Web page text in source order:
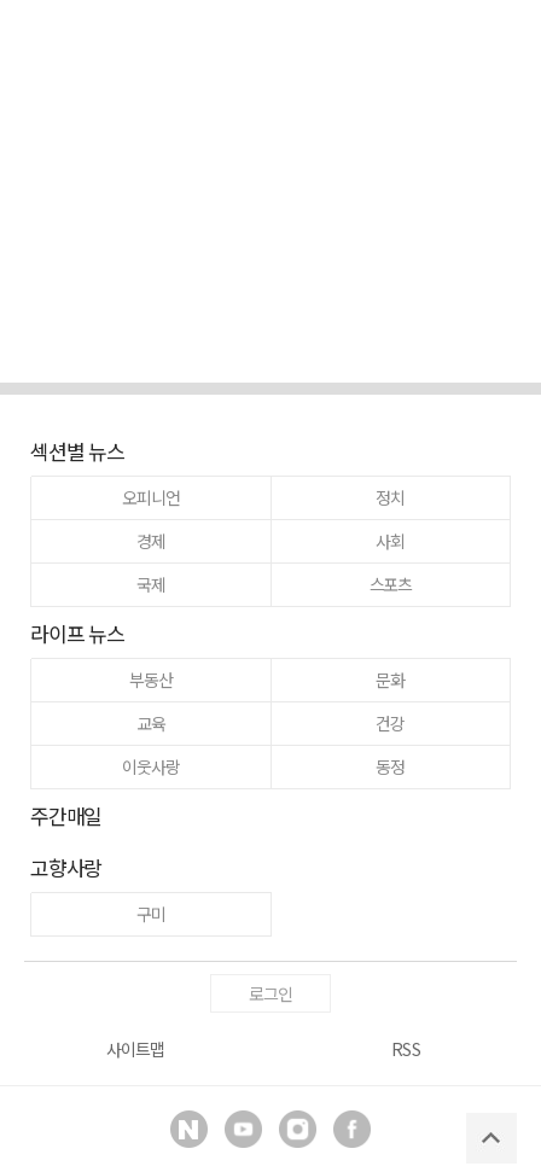
섹션별 뉴스
오피니언
정치
경제
사회
국제
스포츠
라이프 뉴스
부동산
문화
교육
건강
이웃사랑
동정
주간매일
고향사랑
구미
로그인
사이트맵 RSS